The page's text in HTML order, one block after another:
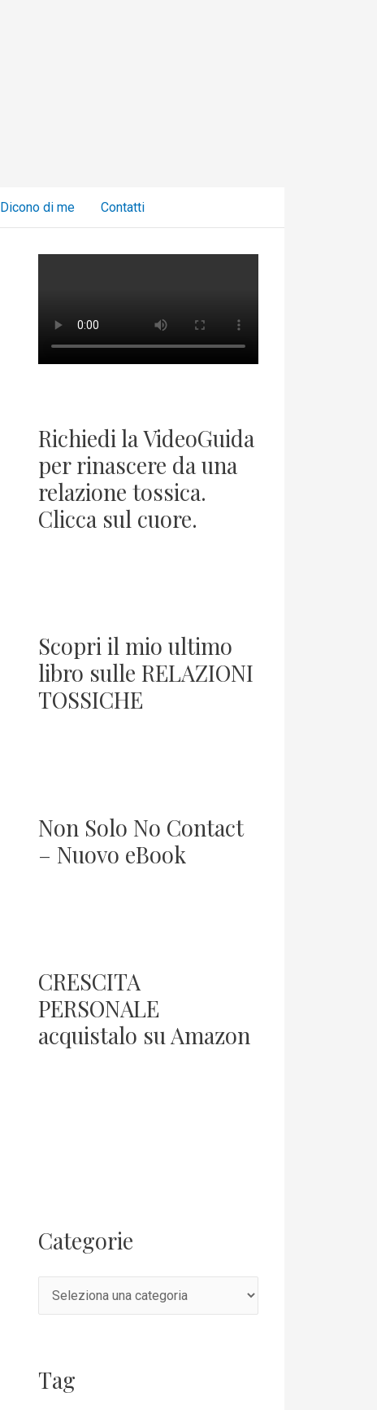
Dicono di me Contatti
Richiedi la VideoGuida
per rinascere da una
relazione tossica.
Clicca sul cuore.
Scopri il mio ultimo
libro sulle RELAZIONI
TOSSICHE
Non Solo No Contact
– Nuovo eBook
CRESCITA
PERSONALE
acquistalo su Amazon
Categorie
Tag